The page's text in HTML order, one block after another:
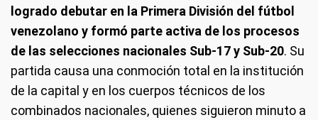
logrado debutar en la Primera División del fútbol
venezolano y formó parte activa de los procesos
de las selecciones nacionales Sub-17 y Sub-20. Su
partida causa una conmoción total en la institución
de la capital y en los cuerpos técnicos de los
combinados nacionales, quienes siguieron minuto a